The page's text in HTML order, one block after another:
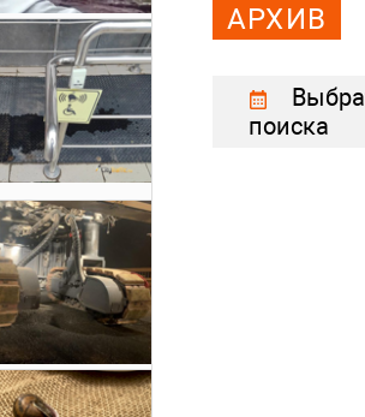
АРХИВ
поиска